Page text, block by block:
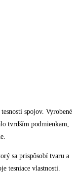
spojov. Vyrobené
tvrdším podmienkam,
sa prispôsobí tvaru a
tesniace vlastnosti.